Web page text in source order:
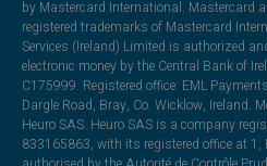
by Mastercard International. Mastercard
registered trademarks of Mastercard
Services (Ireland) Limited is authorized
electronic money by the Central Bank of
C175999. Registered office: EML
Dargle Road, Bray, Co. Wicklow, Ireland.
Heuro SAS. Heuro SAS is a company
833165863, with its registered office at